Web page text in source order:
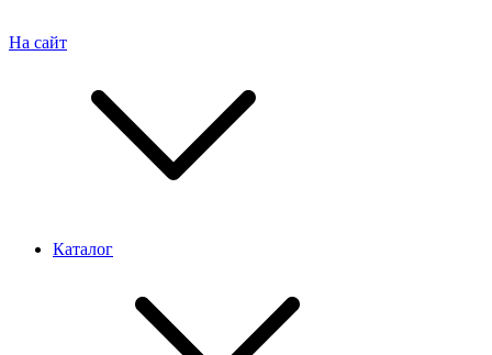
На сайт
Каталог